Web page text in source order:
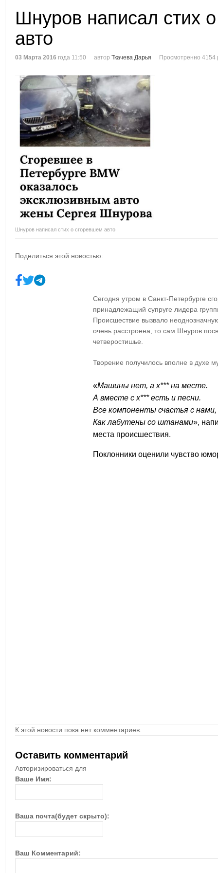
Шнуров написал стих
авто
03 Марта 2016 года 11:50 автор Ткачева Дарья Просмотренно 4154
Шнуров написал стих о сгоревшем авто
Поделиться этой новостью:
Сегодня утром в Санкт-Петербурге
принадлежащий супруге лидера
Происшествие вызвало
очень расстроена, то сам Шнуров
четверостишье.
Творение получилось вполне в духе
«Машины нет, а х*** на месте.
А вместе с х*** есть и песни.
Все компоненты счастья с нами,
Как лабутены со штанами»,
места происшествия.
Поклонники оценили чувство
К этой новости пока нет комментариев.
Оставить комментарий
Авторизироваться для
Ваше Имя:
Ваша почта(будет скрыто):
Ваш Комментарий: